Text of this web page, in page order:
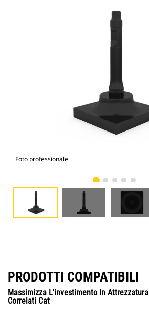
Foto professionale
PRODOTTI COMPATIBILI
Massimizza L'investimento In
Correlati Cat